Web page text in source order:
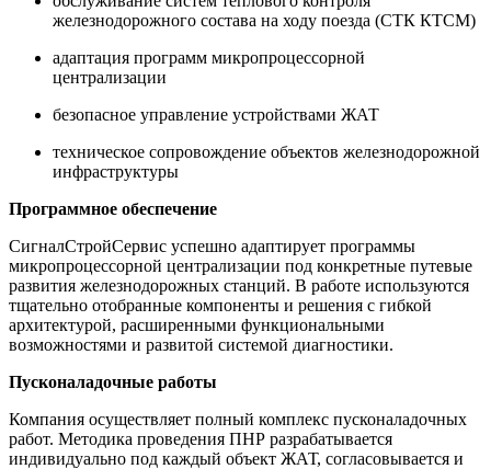
железнодорожного состава на ходу поезда (СТК КТСМ)
адаптация программ микропроцессорной
централизации
безопасное управление устройствами ЖАТ
техническое сопровождение объектов железнодорожной
инфраструктуры
Программное обеспечение
СигналСтройСервис успешно адаптирует программы
микропроцессорной централизации под конкретные путевые
развития железнодорожных станций. В работе используются
тщательно отобранные компоненты и решения с гибкой
архитектурой, расширенными функциональными
возможностями и развитой системой диагностики.
Пусконаладочные работы
Компания осуществляет полный комплекс пусконаладочных
работ. Методика проведения ПНР разрабатывается
индивидуально под каждый объект ЖАТ, согласовывается и